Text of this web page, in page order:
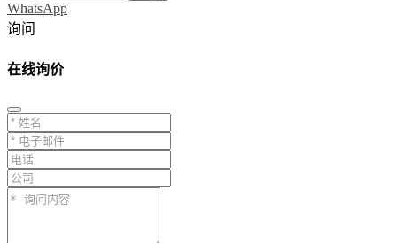
WhatsApp
询问
在线询价